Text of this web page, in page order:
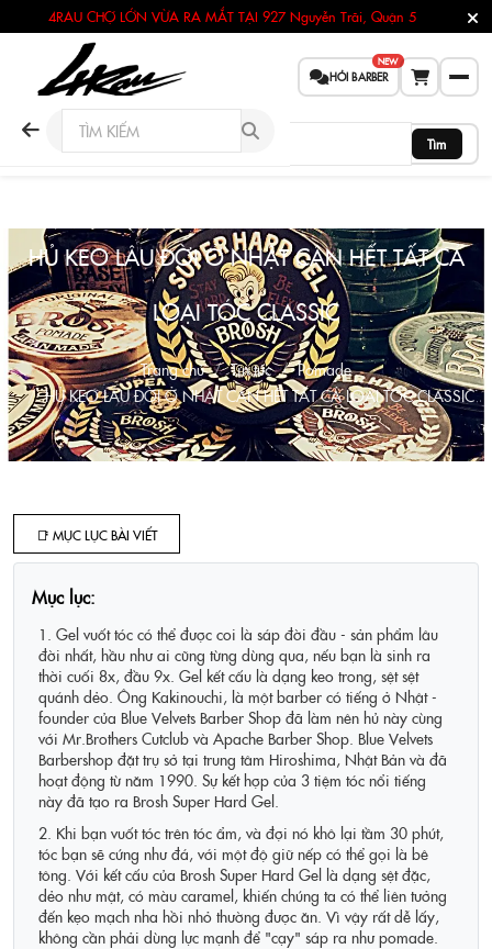
4RAU CHỢ LỚN VỪA RA MẮT TẠI 927 Nguyễn Trãi, Quận 5
HỎI BARBER
NEW
Tìm
HỦ KEO LÂU ĐỜI Ở NHẬT CÂN HẾT TẤT CẢ
LOẠI TÓC CLASSIC
Trang chủ Tin tức
Pomade
HỦ KEO LÂU ĐỜI Ở NHẬT CÂN HẾT TẤT CẢ LOẠI TÓC CLASSIC
📑 MỤC LỤC BÀI VIẾT
Mục lục:
1. Gel vuốt tóc có thể được coi là sáp đời đầu - sản phẩm lâu
đời nhất, hầu như ai cũng từng dùng qua, nếu bạn là sinh ra
thời cuối 8x, đầu 9x. Gel kết cấu là dạng keo trong, sệt sệt
quánh dẻo. Ông Kakinouchi, là một barber có tiếng ở Nhật -
founder của Blue Velvets Barber Shop đã làm nên hủ này cùng
với Mr.Brothers Cutclub và Apache Barber Shop. Blue Velvets
Barbershop đặt trụ sở tại trung tâm Hiroshima, Nhật Bản và đã
hoạt động từ năm 1990. Sự kết hợp của 3 tiệm tóc nổi tiếng
này đã tạo ra Brosh Super Hard Gel.
2. Khi bạn vuốt tóc trên tóc ẩm, và đợi nó khô lại tầm 30 phút,
tóc bạn sẽ cứng như đá, với một độ giữ nếp có thể gọi là bê
tông. Với kết cấu của Brosh Super Hard Gel là dạng sệt đặc,
dẻo như mật, có màu caramel, khiến chúng ta có thể liên tưởng
đến kẹo mạch nha hồi nhỏ thường được ăn. Vì vậy rất dễ lấy,
không cần phải dùng lực mạnh để "cạy" sáp ra như pomade.